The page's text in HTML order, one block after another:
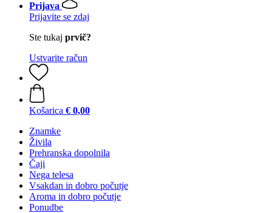
Prijava
Prijavite se zdaj
Ste tukaj prvič?
Ustvarite račun
Košarica € 0,00
Znamke
Živila
Prehranska dopolnila
Čaji
Nega telesa
Vsakdan in dobro počutje
Aroma in dobro počutje
Ponudbe